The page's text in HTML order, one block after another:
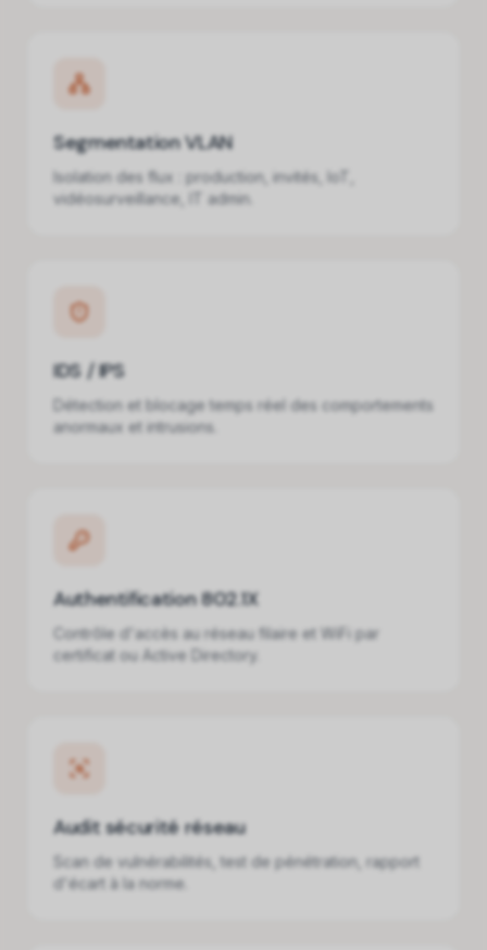
Segmentation VLAN
Isolation des flux : production, invités, IoT,
vidéosurveillance, IT admin.
IDS / IPS
Détection et blocage temps réel des comportements
anormaux et intrusions.
Authentification 802.1X
Contrôle d'accès au réseau filaire et WiFi par
certificat ou Active Directory.
Audit sécurité réseau
Scan de vulnérabilités, test de pénétration, rapport
d'écart à la norme.